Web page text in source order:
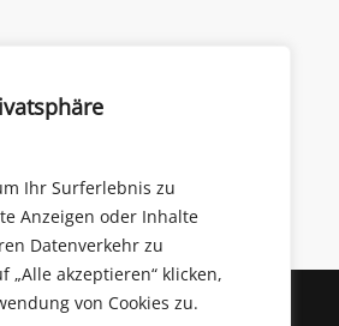
Ihr Surferlebnis zu
Anzeigen oder Inhalte
Datenverkehr zu
„Alle akzeptieren“ klicken,
von Cookies zu.
Impressum